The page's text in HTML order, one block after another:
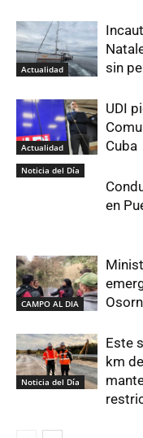
Actualidad
sin
Actualidad
UDI
Cuba
Noticia del Día
en
CAMPO AL DIA
Noticia del Día
Este
km